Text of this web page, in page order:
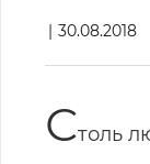
30.08.2018
Столь